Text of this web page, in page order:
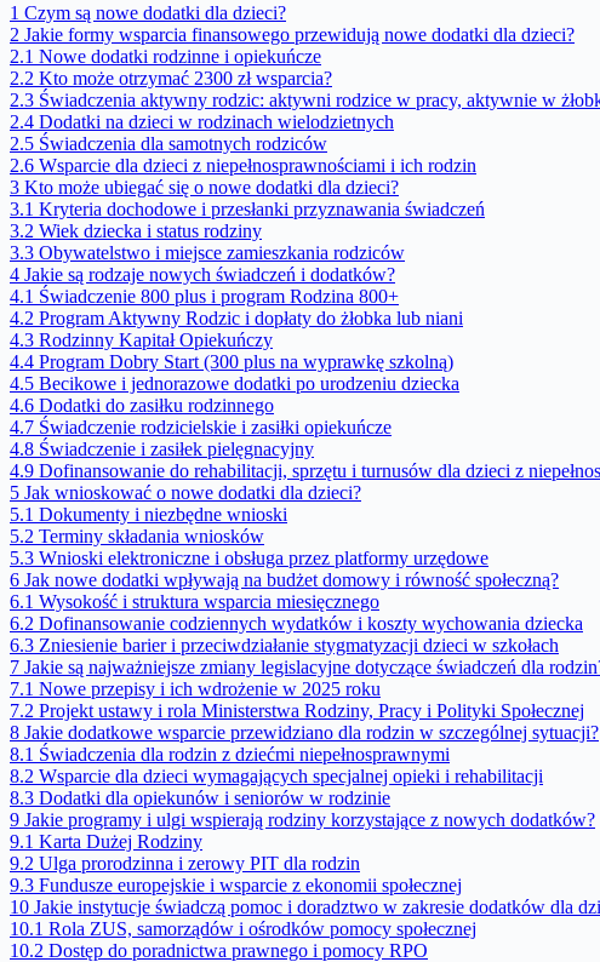
1 Czym są nowe dodatki dla dzieci?
2 Jakie formy wsparcia finansowego przewidują nowe dodatki dla dzieci?
2.1 Nowe dodatki rodzinne i opiekuńcze
2.2 Kto może otrzymać 2300 zł wsparcia?
2.3 Świadczenia aktywny rodzic: aktywni rodzice w pracy, aktywnie w
2.4 Dodatki na dzieci w rodzinach wielodzietnych
2.5 Świadczenia dla samotnych rodziców
2.6 Wsparcie dla dzieci z niepełnosprawnościami i ich rodzin
3 Kto może ubiegać się o nowe dodatki dla dzieci?
3.1 Kryteria dochodowe i przesłanki przyznawania świadczeń
3.2 Wiek dziecka i status rodziny
3.3 Obywatelstwo i miejsce zamieszkania rodziców
4 Jakie są rodzaje nowych świadczeń i dodatków?
4.1 Świadczenie 800 plus i program Rodzina 800+
4.2 Program Aktywny Rodzic i dopłaty do żłobka lub niani
4.3 Rodzinny Kapitał Opiekuńczy
4.4 Program Dobry Start (300 plus na wyprawkę szkolną)
4.5 Becikowe i jednorazowe dodatki po urodzeniu dziecka
4.6 Dodatki do zasiłku rodzinnego
4.7 Świadczenie rodzicielskie i zasiłki opiekuńcze
4.8 Świadczenie i zasiłek pielęgnacyjny
4.9 Dofinansowanie do rehabilitacji, sprzętu i turnusów dla dzieci z
5 Jak wnioskować o nowe dodatki dla dzieci?
5.1 Dokumenty i niezbędne wnioski
5.2 Terminy składania wniosków
5.3 Wnioski elektroniczne i obsługa przez platformy urzędowe
6 Jak nowe dodatki wpływają na budżet domowy i równość społeczną?
6.1 Wysokość i struktura wsparcia miesięcznego
6.2 Dofinansowanie codziennych wydatków i koszty wychowania dziecka
6.3 Zniesienie barier i przeciwdziałanie stygmatyzacji dzieci w szkołach
7 Jakie są najważniejsze zmiany legislacyjne dotyczące świadczeń dla
7.1 Nowe przepisy i ich wdrożenie w 2025 roku
7.2 Projekt ustawy i rola Ministerstwa Rodziny, Pracy i Polityki Społecznej
8 Jakie dodatkowe wsparcie przewidziano dla rodzin w szczególnej sytuacji?
8.1 Świadczenia dla rodzin z dziećmi niepełnosprawnymi
8.2 Wsparcie dla dzieci wymagających specjalnej opieki i rehabilitacji
8.3 Dodatki dla opiekunów i seniorów w rodzinie
9 Jakie programy i ulgi wspierają rodziny korzystające z nowych dodatków?
9.1 Karta Dużej Rodziny
9.2 Ulga prorodzinna i zerowy PIT dla rodzin
9.3 Fundusze europejskie i wsparcie z ekonomii społecznej
10 Jakie instytucje świadczą pomoc i doradztwo w zakresie dodatków dla
10.1 Rola ZUS, samorządów i ośrodków pomocy społecznej
10.2 Dostęp do poradnictwa prawnego i pomocy RPO